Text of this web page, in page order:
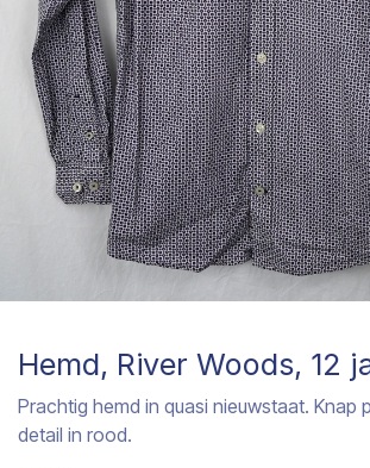
Hemd, River Woods, 12
Prachtig hemd in quasi nieuwstaat. Knap
detail in rood.